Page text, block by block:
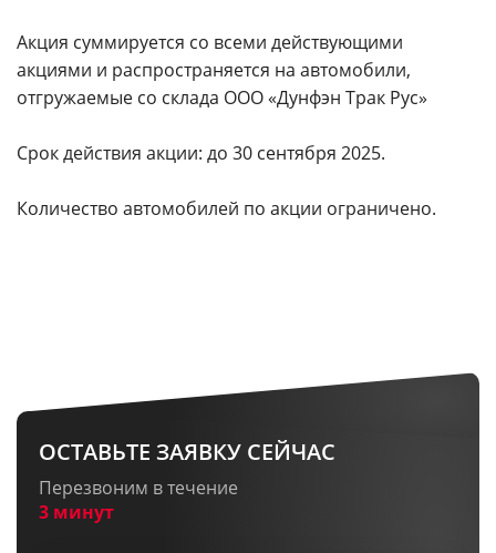
Акция суммируется со всеми действующими
акциями и распространяется на автомобили,
отгружаемые со склада ООО «Дунфэн Трак Рус»
Срок действия акции: до 30 сентября 2025.
Количество автомобилей по акции ограничено.
ОСТАВЬТЕ ЗАЯВКУ СЕЙЧАС
Перезвоним в течение
3 минут